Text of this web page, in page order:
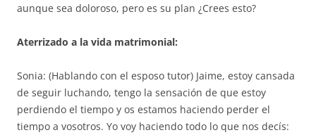
aunque sea doloroso, pero es su plan ¿Crees esto?
Aterrizado a la vida matrimonial:
Sonia: (Hablando con el esposo tutor) Jaime, estoy cansada
de seguir luchando, tengo la sensación de que estoy
perdiendo el tiempo y os estamos haciendo perder el
tiempo a vosotros. Yo voy haciendo todo lo que nos decís: